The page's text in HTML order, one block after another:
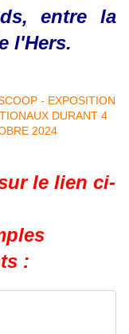
entre la
l'Hers.
le lien ci-
: